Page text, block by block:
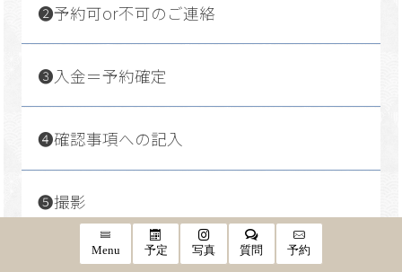
❷予約可or不可のご連絡
❸入金＝予約確定
❹確認事項への記入
❺撮影
❻約４５日後にお届け
Menu 予定 写真 質問 予約